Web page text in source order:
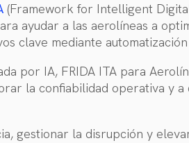
(Framework for Intelligent
ayudar a las aerolíneas a
clave mediante
por IA, FRIDA ITA para
la confiabilidad operativa y
gestionar la disrupción y